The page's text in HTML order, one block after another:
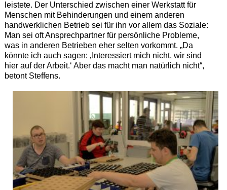
leistete. Der Unterschied zwischen einer Werkstatt für
Menschen mit Behinderungen und einem anderen
handwerklichen Betrieb sei für ihn vor allem das Soziale:
Man sei oft Ansprechpartner für persönliche Probleme,
was in anderen Betrieben eher selten vorkommt. „Da
könnte ich auch sagen: ‚Interessiert mich nicht, wir sind
hier auf der Arbeit.‘ Aber das macht man natürlich nicht“,
betont Steffens.